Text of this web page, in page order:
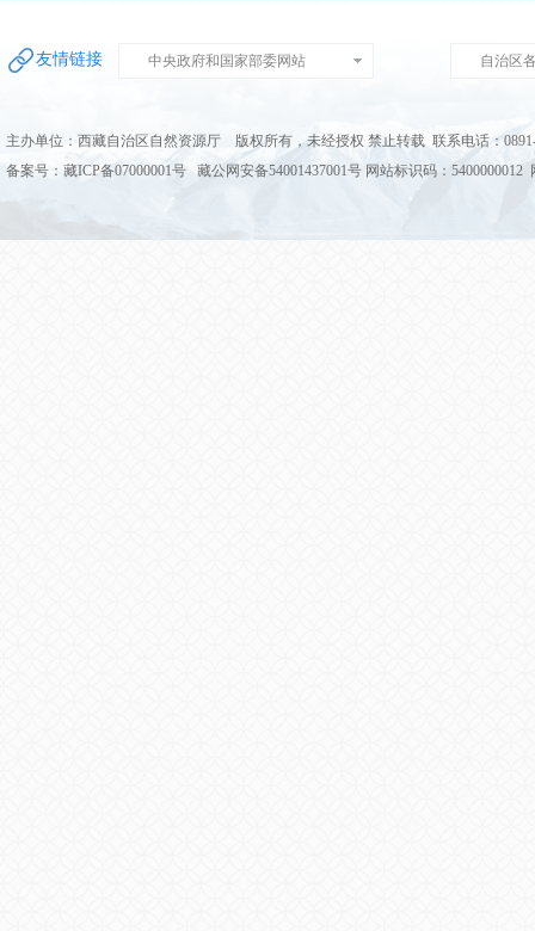
友情链接 中央政府和国家部委网站 自治区
主办单位：西藏自治区自然资源厅 版权所有，未经授权 禁止转载 联系电话：
备案号：藏ICP备07000001号 藏公网安备54001437001号 网站标识码：5400000012